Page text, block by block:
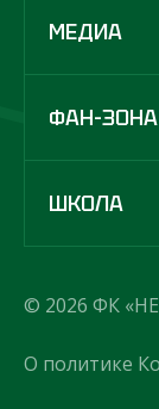
МЕДИА
ФАН-ЗОНА
ШКОЛА
© 2026 ФК
О политике